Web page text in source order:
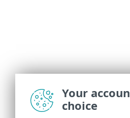
Your
choice